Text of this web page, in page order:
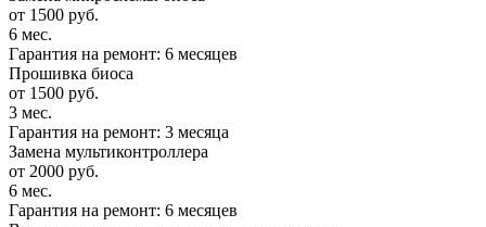
от 1500 руб.
6 мес.
Гарантия на ремонт: 6 месяцев
Прошивка биоса
от 1500 руб.
3 мес.
Гарантия на ремонт: 3 месяца
Замена мультиконтроллера
от 2000 руб.
6 мес.
Гарантия на ремонт: 6 месяцев